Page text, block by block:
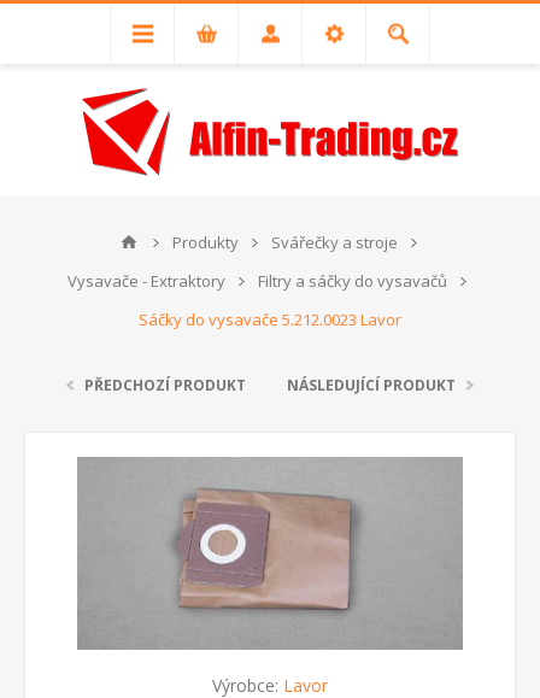
Produkty
Svářečky a stroje
Vysavače - Extraktory
Filtry a sáčky do vysavačů
Sáčky do vysavače 5.212.0023 Lavor
PŘEDCHOZÍ PRODUKT NÁSLEDUJÍCÍ PRODUKT
Výrobce: Lavor